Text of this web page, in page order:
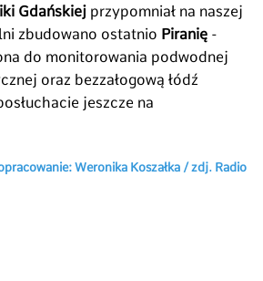
Gdańskiej przypomniał na naszej
zbudowano ostatnio Piranię -
do monitorowania podwodnej
oraz bezzałogową łódź
jeszcze na
Weronika Koszałka / zdj. Radio